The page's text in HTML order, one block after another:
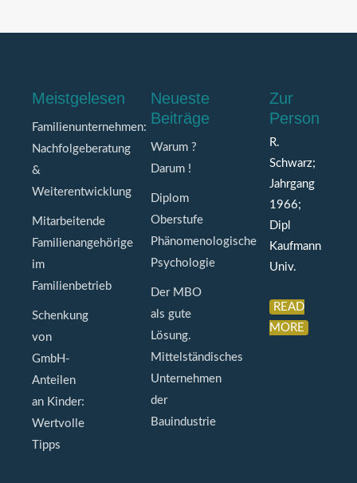
Meistgelesen
Familienunternehmen:
Nachfolgeberatung
&
Weiterentwicklung
Mitarbeitende
Familienangehörige
im
Familienbetrieb
Schenkung
von
GmbH-
Anteilen
an Kinder:
Wertvolle
Tipps
Neueste
Beiträge
Warum ?
Darum !
Diplom
Oberstufe
Phänomenologische
Psychologie
Der MBO
als gute
Lösung.
Mittelständisches
Unternehmen
der
Bauindustrie
Zur
Person
R.
Schwarz;
Jahrgang
1966;
Dipl
Kaufmann
Univ.
READ
MORE